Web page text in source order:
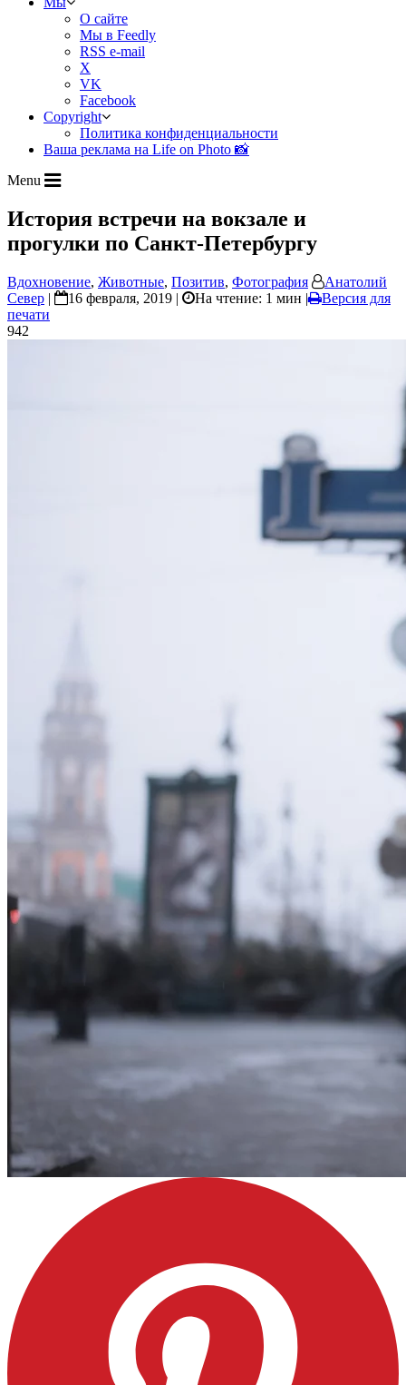
О сайте
Мы в Feedly
RSS e-mail
X
VK
Facebook
Copyright
Политика конфиденциальности
Ваша реклама на Life on Photo 📸
Menu
История встречи на вокзале и
прогулки по Санкт-Петербургу
Вдохновение, Животные, Позитив, Фотография
Анатолий
Север | 16 февраля, 2019 | На чтение: 1 мин |
Версия для
печати
942